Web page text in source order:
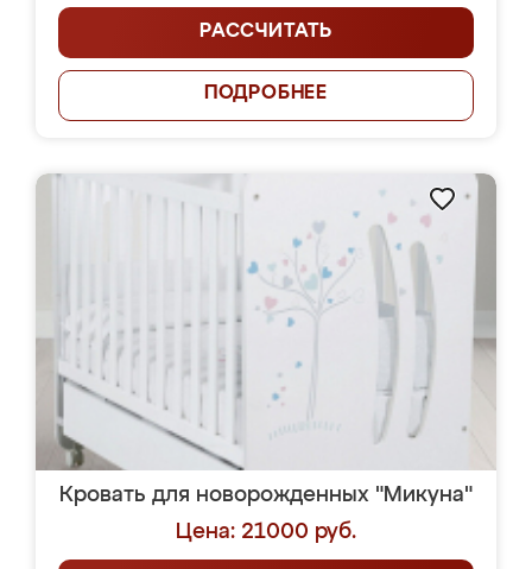
РАССЧИТАТЬ
ПОДРОБНЕЕ
Кровать для новорожденных "Микуна"
Цена: 21000 руб.